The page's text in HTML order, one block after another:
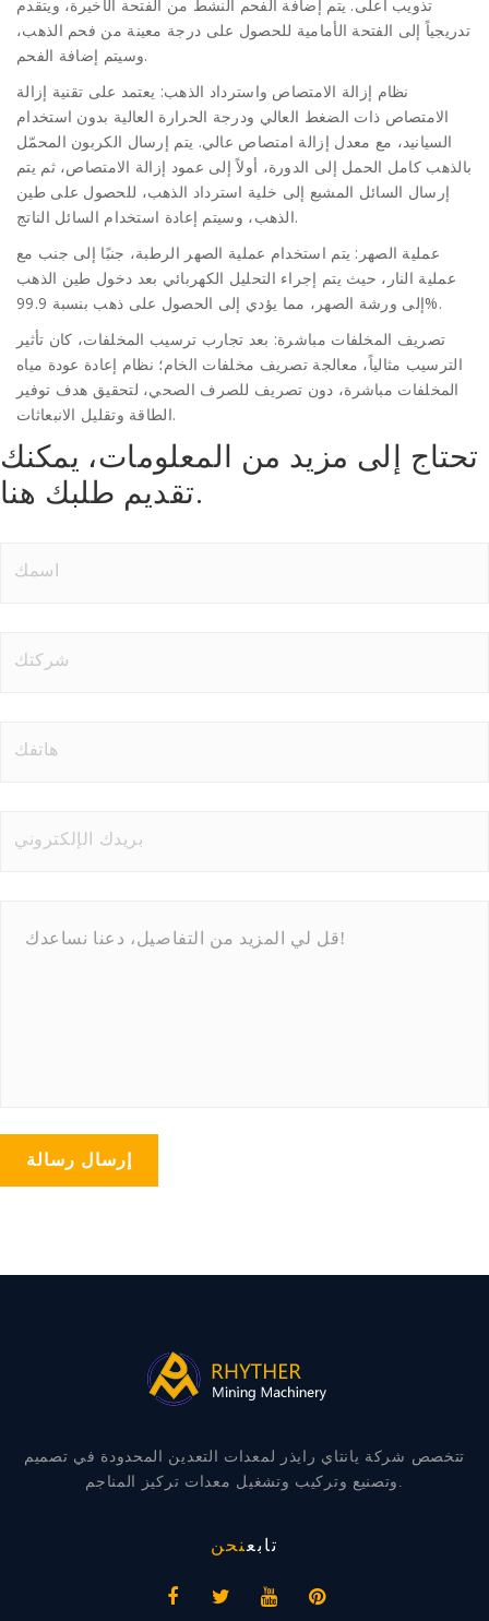
تذويب أعلى. يتم إضافة الفحم النشط من الفتحة الأخيرة، ويتقدم
تدريجياً إلى الفتحة الأمامية للحصول على درجة معينة من فحم الذهب،
وسيتم إضافة الفحم.
نظام إزالة الامتصاص واسترداد الذهب: يعتمد على تقنية إزالة
الامتصاص ذات الضغط العالي ودرجة الحرارة العالية بدون استخدام
السيانيد، مع معدل إزالة امتصاص عالي. يتم إرسال الكربون المحمّل
بالذهب كامل الحمل إلى الدورة، أولاً إلى عمود إزالة الامتصاص، ثم يتم
إرسال السائل المشبع إلى خلية استرداد الذهب، للحصول على طين
الذهب، وسيتم إعادة استخدام السائل الناتج.
عملية الصهر: يتم استخدام عملية الصهر الرطبة، جنبًا إلى جنب مع
عملية النار، حيث يتم إجراء التحليل الكهربائي بعد دخول طين الذهب
إلى ورشة الصهر، مما يؤدي إلى الحصول على ذهب بنسبة 99.9%.
تصريف المخلفات مباشرة: بعد تجارب ترسيب المخلفات، كان تأثير
الترسيب مثالياً، معالجة تصريف مخلفات الخام؛ نظام إعادة عودة مياه
المخلفات مباشرة، دون تصريف للصرف الصحي، لتحقيق هدف توفير
الطاقة وتقليل الانبعاثات.
تحتاج إلى مزيد من المعلومات، يمكنك
تقديم طلبك هنا.
إرسال رسالة
تتخصص شركة يانتاي رايذر لمعدات التعدين المحدودة في تصميم
وتصنيع وتركيب وتشغيل معدات تركيز المناجم.
تابعنحن